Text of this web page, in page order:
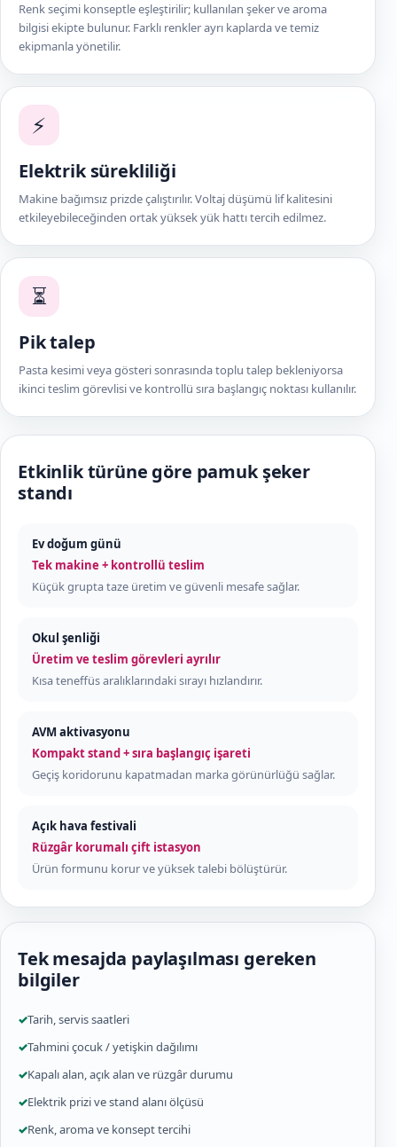
Renk seçimi konseptle eşleştirilir; kullanılan şeker ve aroma
bilgisi ekipte bulunur. Farklı renkler ayrı kaplarda ve temiz
ekipmanla yönetilir.
⚡
Elektrik sürekliliği
Makine bağımsız prizde çalıştırılır. Voltaj düşümü lif kalitesini
etkileyebileceğinden ortak yüksek yük hattı tercih edilmez.
⏳
Pik talep
Pasta kesimi veya gösteri sonrasında toplu talep bekleniyorsa
ikinci teslim görevlisi ve kontrollü sıra başlangıç noktası kullanılır.
Etkinlik türüne göre pamuk şeker
standı
Ev doğum günü
Tek makine + kontrollü teslim
Küçük grupta taze üretim ve güvenli mesafe sağlar.
Okul şenliği
Üretim ve teslim görevleri ayrılır
Kısa teneffüs aralıklarındaki sırayı hızlandırır.
AVM aktivasyonu
Kompakt stand + sıra başlangıç işareti
Geçiş koridorunu kapatmadan marka görünürlüğü sağlar.
Açık hava festivali
Rüzgâr korumalı çift istasyon
Ürün formunu korur ve yüksek talebi bölüştürür.
Tek mesajda paylaşılması gereken
bilgiler
✓Tarih, servis saatleri
✓Tahmini çocuk / yetişkin dağılımı
✓Kapalı alan, açık alan ve rüzgâr durumu
✓Elektrik prizi ve stand alanı ölçüsü
✓Renk, aroma ve konsept tercihi